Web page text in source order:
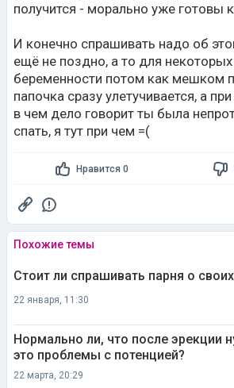
получится - морально уже готовы
И конечно спрашивать надо об
ещё не поздно, а то для
беременности потом как мешком
папочка сразу улетучивается, а
в чем дело говорит ты была
спать, я тут при чем =(
Нравится 0
Похожие темы
Стоит ли спрашивать парня о
22 января, 11:30
Нормально ли, что после эрекции
это проблемы с потенцией?
22 марта, 20:29